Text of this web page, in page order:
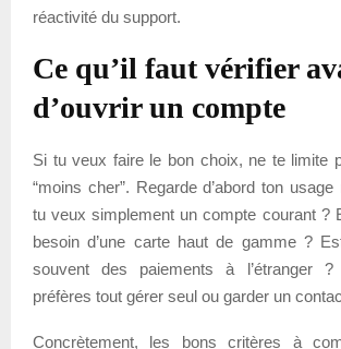
réactivité du support.
Ce qu’il faut vérifier
d’ouvrir un compte
Si tu veux faire le bon choix, ne te limite
“moins cher”. Regarde d’abord ton
tu veux simplement un compte courant ?
besoin d’une carte haut de gamme ?
souvent des paiements à l’étranger
préfères tout gérer seul ou garder un
Concrètement, les bons critères à